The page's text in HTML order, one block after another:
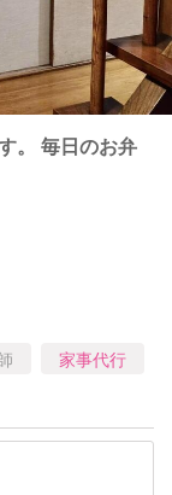
。 毎日のお弁
家事代行